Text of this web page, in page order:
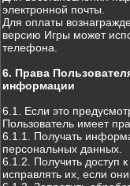
электронной почты.
Для оплаты
версию Игры может
телефона.
6. Права
информации
6.1. Если это
Пользователь имеет
6.1.1. Получать
персональных данных.
6.1.2. Получить доступ
исправлять их, если